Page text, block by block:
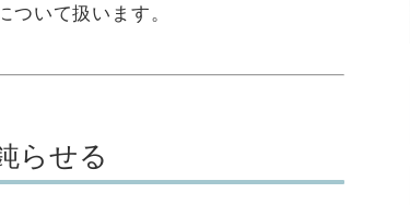
ついて扱います。
らせる